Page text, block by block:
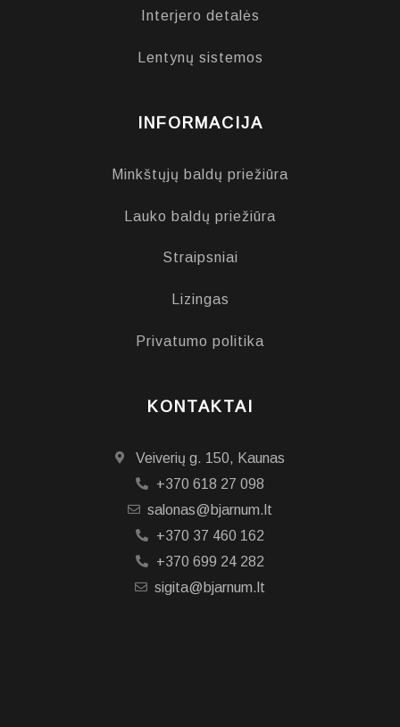
Interjero detalės
Lentynų sistemos
INFORMACIJA
Minkštųjų baldų priežiūra
Lauko baldų priežiūra
Straipsniai
Lizingas
Privatumo politika
KONTAKTAI
Veiverių g. 150, Kaunas
+370 618 27 098
salonas@bjarnum.lt
+370 37 460 162
+370 699 24 282
sigita@bjarnum.lt